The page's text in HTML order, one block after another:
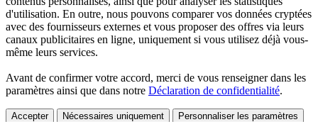
d'utilisation. En outre, nous pouvons comparer vos données cryptées
avec des fournisseurs externes et vous proposer des offres via leurs
canaux publicitaires en ligne, uniquement si vous utilisez déjà vous-
même leurs services.
Avant de confirmer votre accord, merci de vous renseigner dans les
paramètres ainsi que dans notre Déclaration de confidentialité.
Accepter Nécessaires uniquement Personnaliser les paramètres